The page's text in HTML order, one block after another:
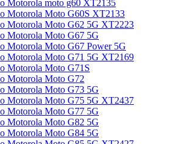
Motorola moto g60 XT2135
Motorola Moto G60S XT2133
Motorola Moto G62 5G XT2223
Motorola Moto G67 5G
Motorola Moto G67 Power 5G
Motorola Moto G71 5G XT2169
Motorola Moto G71S
Motorola Moto G72
Motorola Moto G73 5G
Motorola Moto G75 5G XT2437
Motorola Moto G77 5G
Motorola Moto G82 5G
Motorola Moto G84 5G